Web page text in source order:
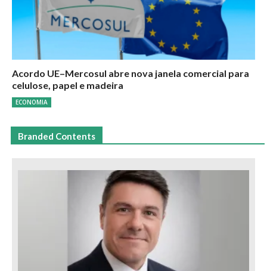
Acordo UE–Mercosul abre nova janela comercial para
celulose, papel e madeira
ECONOMIA
Branded Contents